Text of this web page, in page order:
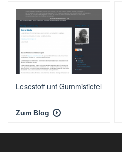
Lesestoff unf Gummistiefel
Zum Blog